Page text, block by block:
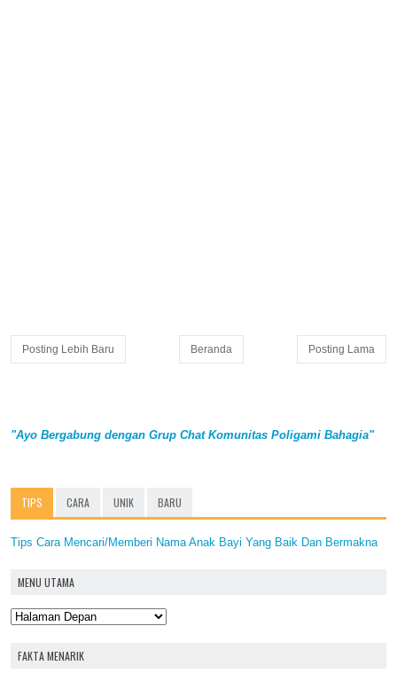
Posting Lebih Baru Posting Lama
Beranda
"Ayo Bergabung dengan Grup Chat Komunitas Poligami Bahagia"
TIPS CARA UNIK BARU
Tips Cara Mencari/Memberi Nama Anak Bayi Yang Baik Dan Bermakna
MENU UTAMA
FAKTA MENARIK